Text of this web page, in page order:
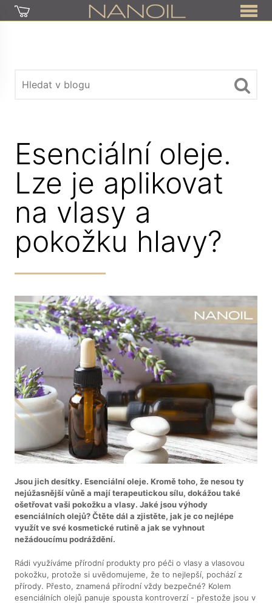
Esenciální oleje.
Lze je aplikovat
na vlasy a
pokožku hlavy?
Jsou jich desítky. Esenciální oleje. Kromě toho, že nesou ty
nejúžasnější vůně a mají terapeutickou sílu, dokážou také
ošetřovat vaši pokožku a vlasy. Jaké jsou výhody
esenciálních olejů? Čtěte dál a zjistěte, jak je co nejlépe
využít ve své kosmetické rutině a jak se vyhnout
nežádoucímu podráždění.
Rádi využíváme přírodní produkty pro péči o vlasy a vlasovou
pokožku, protože si uvědomujeme, že to nejlepší, pochází z
přírody. Přesto, znamená přírodní vždy bezpečné? Kolem
esenciálních olejů panuje spousta kontroverzí - přestože jsou v